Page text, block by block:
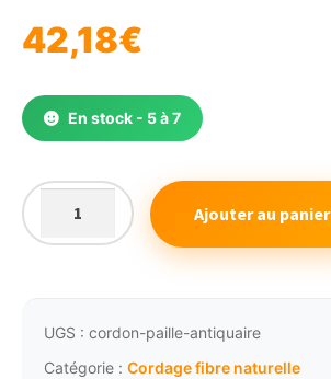
42,18€
En stock - 5 à 7
quantité
de
paille
antiquaire
Ajouter au panier
UGS : cordon-paille-antiquaire
Catégorie : Cordage fibre naturelle